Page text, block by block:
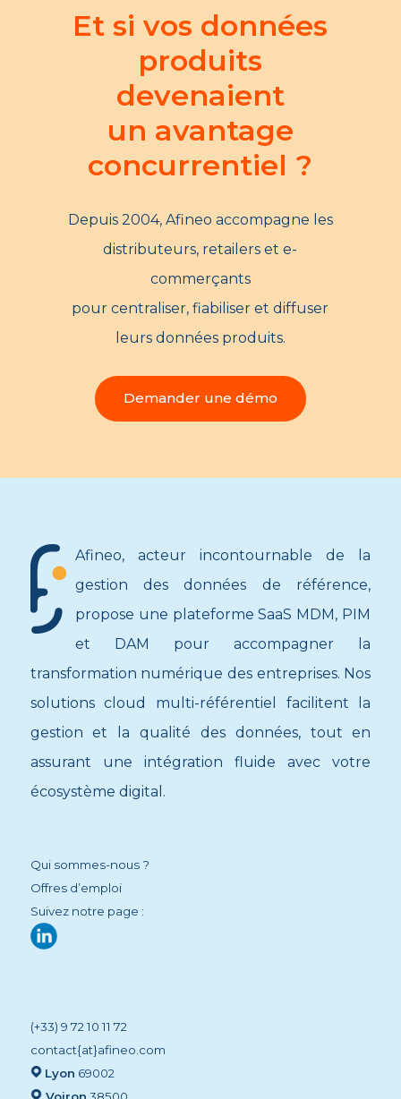
Et si vos données
produits
devenaient
un avantage
concurrentiel ?
Depuis 2004, Afineo accompagne les
distributeurs, retailers et e-
commerçants
pour centraliser, fiabiliser et diffuser
leurs données produits.
Demander une démo
Afineo, acteur incontournable de la
gestion des données de référence,
propose une plateforme SaaS MDM, PIM
et DAM pour accompagner la
transformation numérique des entreprises. Nos
solutions cloud multi-référentiel facilitent la
gestion et la qualité des données, tout en
assurant une intégration fluide avec votre
écosystème digital.
Qui sommes-nous ?
Offres d’emploi
Suivez notre page :
(+33) 9 72 10 11 72
contact{at}afineo.com
Lyon 69002